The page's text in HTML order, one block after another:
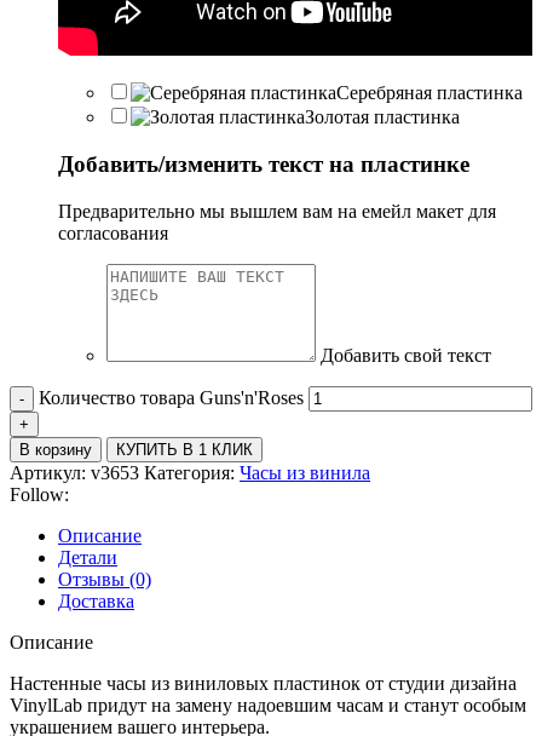
Серебряная пластинка
Золотая пластинка
Добавить/изменить текст на пластинке
Предварительно мы вышлем вам на емейл макет для
согласования
Добавить свой текст
Количество товара Guns'n'Roses
В корзину КУПИТЬ В 1 КЛИК
Артикул: v3653 Категория: Часы из винила
Follow:
Описание
Детали
Отзывы (0)
Доставка
Описание
Настенные часы из виниловых пластинок от студии дизайна
VinylLab придут на замену надоевшим часам и станут особым
украшением вашего интерьера.